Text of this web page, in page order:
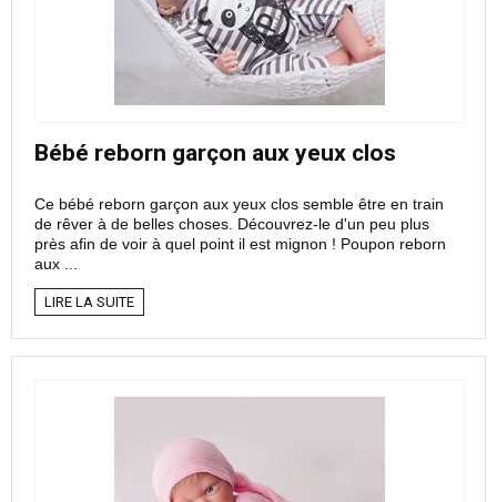
Bébé reborn garçon aux yeux clos
Ce bébé reborn garçon aux yeux clos semble être en train
de rêver à de belles choses. Découvrez-le d'un peu plus
près afin de voir à quel point il est mignon ! Poupon reborn
aux ...
LIRE LA SUITE